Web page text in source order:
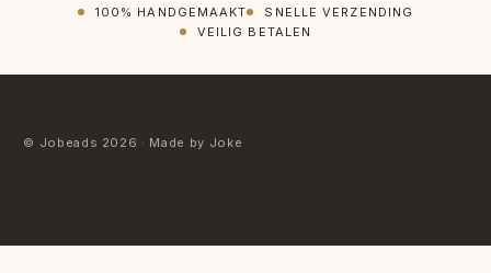
100% HANDGEMAAKT
SNELLE VERZENDING
VEILIG BETALEN
© Jobeads 2026 · Made by Joke